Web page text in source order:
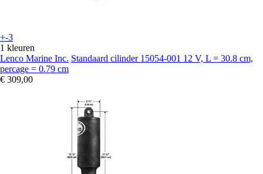
+-3
1 kleuren
Lenco Marine Inc. Standaard cilinder 15054-001 12 V, L = 30.8 cm,
percage = 0.79 cm
€ 309,00